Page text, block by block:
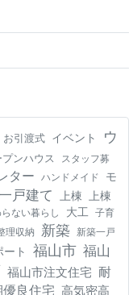
お引渡式 イベント
ウ
ンハウス
スタッフ募
ター ハンドメイド モ
戸建て 上棟 上棟
ない暮らし 大工 子育
理収納 新築 新築一戸
ト 福山市 福山
福山市注文住宅 耐
良住宅 高気密高